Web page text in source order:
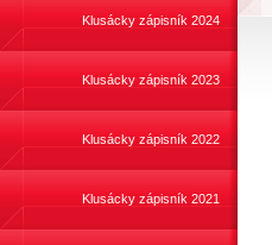
Klusácky zápisník 2024
Klusácky zápisník 2023
Klusácky zápisník 2022
Klusácky zápisník 2021